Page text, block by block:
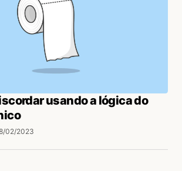
usando a lógica do
02/2023